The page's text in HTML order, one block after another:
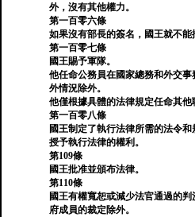
外，沒有其他權力。
第一百零六條
如果沒有部長的簽名，國王就不能
第一百零七條
國王賜予軍隊。
他任命公務員在國家總務和外交
外情況除外。
他僅根據具體的法律規定任命其他
第一百零八條
國王制定了執行法律所需的法令
授予執行法律的權利。
第109條
國王批准並頒布法律。
第110條
國王有權寬恕或減少法官通過的
府成員的裁定除外。